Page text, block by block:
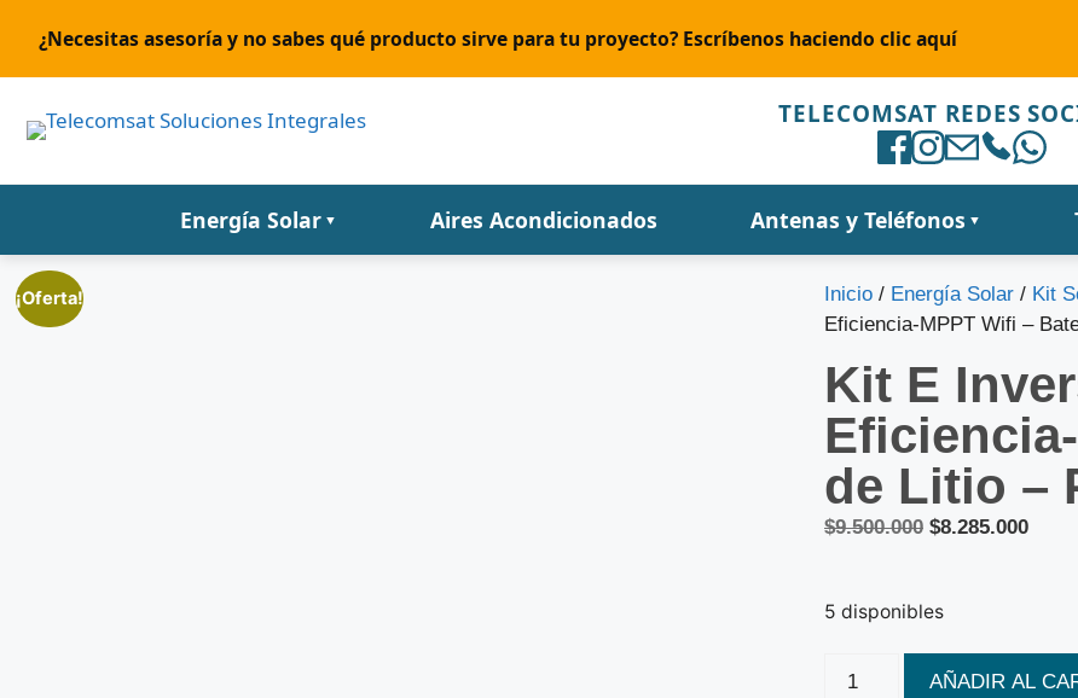
¿Necesitas asesoría y no sabes qué producto sirve para tu proyecto? Escríbenos haciendo clic aquí
TELECOMSAT REDES
Energía Solar ▼ Aires Acondicionados Antenas y Teléfonos ▼
¡Oferta! Inicio / Energía Solar / Kit
Eficiencia-MPPT Wifi –
Kit E
de Litio –
$9.500.000 $8.285.000
5 disponibles
AÑADIR AL